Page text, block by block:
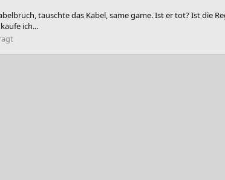
tauschte das Kabel, same game. Ist er tot? Ist die
ich...